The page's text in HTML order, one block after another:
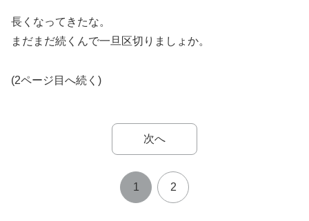
長くなってきたな。
まだまだ続くんで一旦区切りましょか。
(2ページ目へ続く)
次へ
1 2